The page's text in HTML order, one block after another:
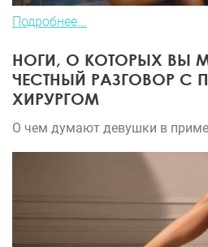
Подробнее...
НОГИ, О КОТОРЫХ ВЫ
ЧЕСТНЫЙ РАЗГОВОР С
ХИРУРГОМ
О чем думают девушки в